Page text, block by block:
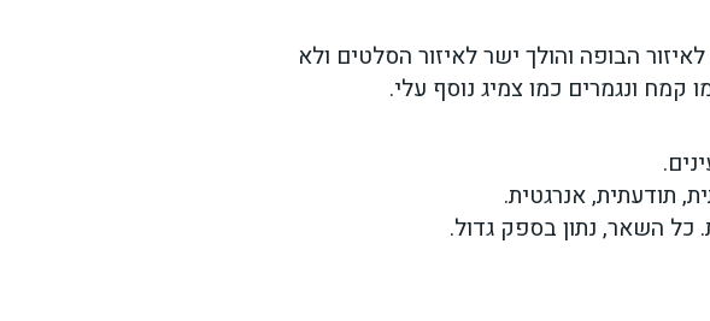
הבופה והולך ישר לאיזור הסלטים ולא
ונגמרים כמו צמיג נוסף עלי.
תודעתית, אנרגטית.
כל השאר, נתון בספק גדול.